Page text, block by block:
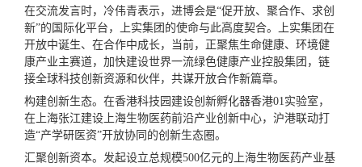
在交流发言时，冷伟青表示，进博会是“促开放、聚合作、求创
新”的国际化平台，上实集团的使命与此高度契合。上实集团在
开放中诞生、在合作中成长，当前，正聚焦生命健康、环境健
康产业主赛道，加快建设世界一流绿色健康产业控股集团，链
接全球科技创新资源和伙伴，共谋开放合作新篇章。
构建创新生态。在香港科技园建设创新孵化器香港01 实验室，
在上海张江建设上海生物医药前沿产业创新中心，沪港联动打
造“产学研医资”开放协同的创新生态圈。
汇聚创新资本。发起设立总规模500亿元的上海生物医药产业基